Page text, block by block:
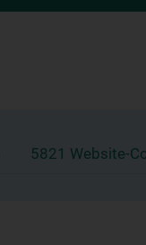
5821 Website-